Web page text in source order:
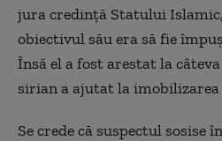
jura credinţă Statului
obiectivul său era să fie
Însă el a fost arestat la
sirian a ajutat la
Se crede că suspectul sosise